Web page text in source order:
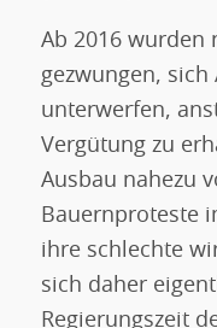
Ab 2016 wurden
gezwungen, sich
unterwerfen,
Vergütung zu
Ausbau nahezu
Bauernproteste
ihre schlechte
sich daher
Regierungszeit